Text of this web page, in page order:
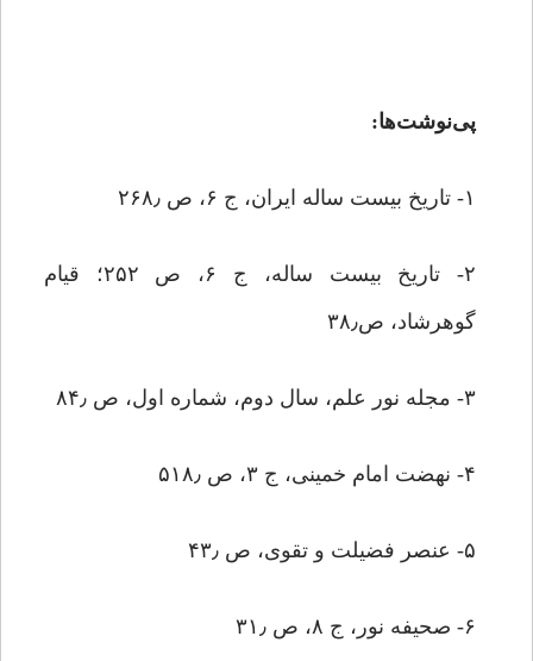
پی‌نوشت‌ها:
۱- تاریخ بیست ساله ایران، ج ۶، ص ۲۶۸٫
۲- تاریخ بیست ساله، ج ۶، ص ۲۵۲؛ قیام
گوهرشاد، ص۳۸٫
۳- مجله نور علم، سال دوم، شماره اول، ص ۸۴٫
۴- نهضت امام خمینى، ج ۳، ص ۵۱۸٫
۵- عنصر فضیلت و تقوى، ص ۴۳٫
۶- صحیفه نور، ج ۸، ص ۳۱٫